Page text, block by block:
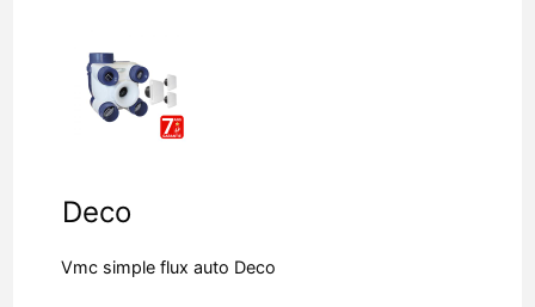
Deco
Vmc simple flux auto Deco